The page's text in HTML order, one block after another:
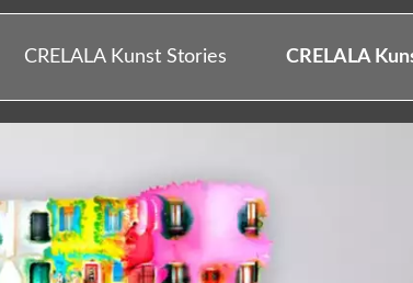
CRELALA Kunst Stories CRELALA